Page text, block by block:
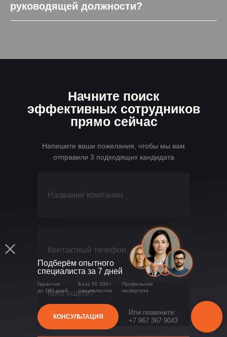
руководящей должности?
Начните поиск
эффективных сотрудников
прямо сейчас
Напишите ваши пожелания, чтобы мы вам
отправили 3 подходящих кандидата
КОНСУЛЬТАЦИЯ
Или позвоните:
+7 967 367 9043
Профильная
экспертиза
База 50 000+
специалистов
Гарантия
до 180 дней
Подберём опытного
специалиста за 7 дней